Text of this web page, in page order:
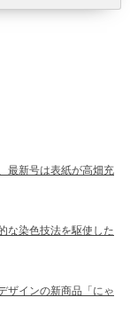
最新号は表紙が高畑充
な染色技法を駆使した
ザインの新商品「にゃ